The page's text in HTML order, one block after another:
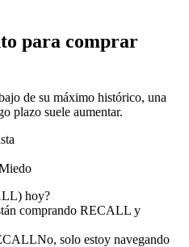
como garantía
para comprar
de su máximo histórico, una
plazo suele aumentar.
hoy?
comprando RECALL y
No, solo estoy navegando